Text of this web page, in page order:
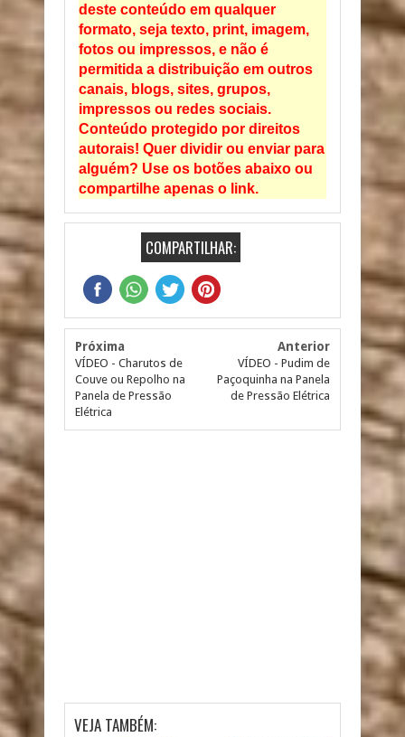
deste conteúdo em qualquer
formato, seja texto, print, imagem,
fotos ou impressos, e não é
permitida a distribuição em outros
canais, blogs, sites, grupos,
impressos ou redes sociais.
Conteúdo protegido por direitos
autorais! Quer dividir ou enviar para
alguém? Use os botões abaixo ou
compartilhe apenas o link.
COMPARTILHAR:
Próxima
VÍDEO - Charutos de
Couve ou Repolho na
Panela de Pressão
Elétrica
Anterior
VÍDEO - Pudim de
Paçoquinha na Panela
de Pressão Elétrica
VEJA TAMBÉM: